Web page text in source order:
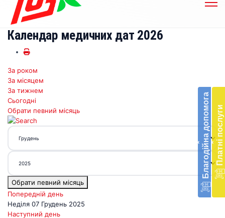
‹ Благодійна допомогав
‹ Платні послуги
Календар медичних дат 2026
За роком
За місяцем
За тижнем
Сьогодні
Обрати певний місяць
Обрати певний місяць
Попередній день
Неділя 07 Грудень 2025
Наступний день